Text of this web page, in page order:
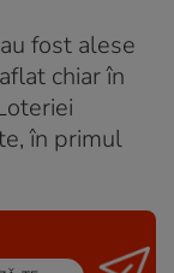
fost alese
chiar în
în primul